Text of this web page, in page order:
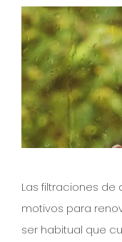
Las filtraciones de
motivos para
ser habitual que